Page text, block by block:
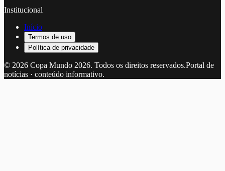
Institucional
Início
Termos de uso
Política de privacidade
© 2026 Copa Mundo 2026. Todos os direitos reservados.Portal de
notícias · conteúdo informativo.